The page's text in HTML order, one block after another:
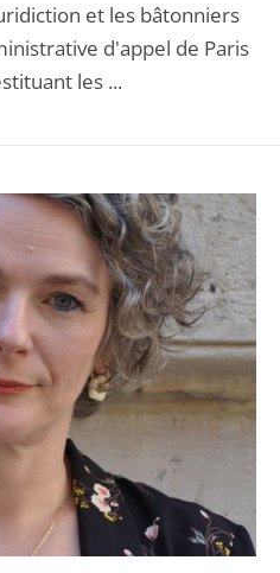
et les bâtonniers
d'appel de Paris
les ...